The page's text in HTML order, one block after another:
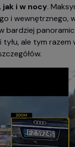
jak i w nocy.
i wewnętrznego,
bardziej
ale tym